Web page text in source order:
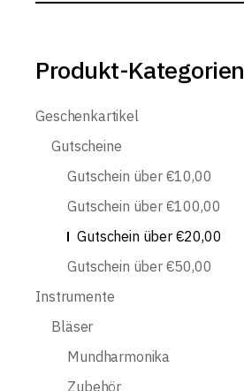
Produkt-Kategorien
Geschenkartikel
Gutscheine
Gutschein über €10,00
Gutschein über €100,00
Gutschein über €20,00
Gutschein über €50,00
Instrumente
Bläser
Mundharmonika
Zubehör